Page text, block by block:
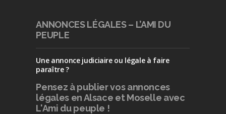
ANNONCES LÉGALES – L’AMI DU
PEUPLE
Une annonce judiciaire ou légale à faire
paraître ?
Pensez à publiervos annonces
légales en Alsace et Moselle avec
L'Ami du peuple !